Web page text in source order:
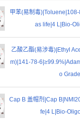
甲苯(易制毒
as life|4 L|Bio-
乙酸乙酯(易涉毒)|Ethyl
m)|141-78-
o Grade
Cap B 盖帽剂|Cap
fe|4 L|Bio-